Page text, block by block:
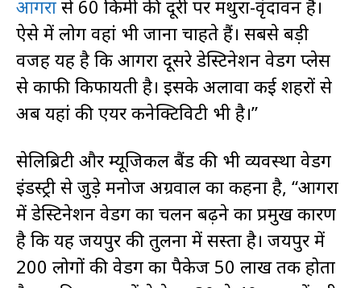
आगरा से 60 किमी की दूरी पर मथुरा-वृंदावन है।
ऐसे में लोग वहां भी जाना चाहते हैं। सबसे बड़ी
वजह यह है कि आगरा दूसरे डेस्टिनेशन वेडिंग प्लेस
से काफी किफायती है। इसके अलावा कई शहरों से
अब यहां की एयर कनेक्टिविटी भी है।”
सेलिब्रिटी और म्यूजिकल बैंड की भी व्यवस्था वेडिंग
इंडस्ट्री से जुड़े मनोज अग्रवाल का कहना है, “आगरा
में डेस्टिनेशन वेडिंग का चलन बढ़ने का प्रमुख कारण
है कि यह जयपुर की तुलना में सस्ता है। जयपुर में
200 लोगों की वेडिंग का पैकेज 50 लाख तक होता